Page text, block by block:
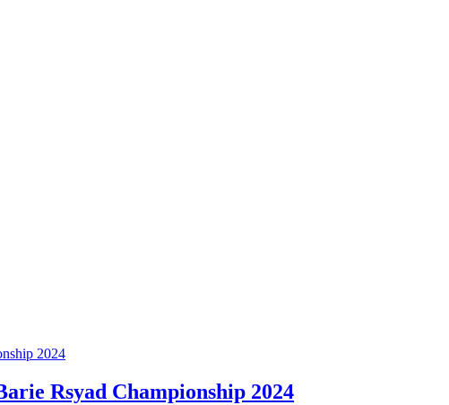
Rsyad Championship 2024